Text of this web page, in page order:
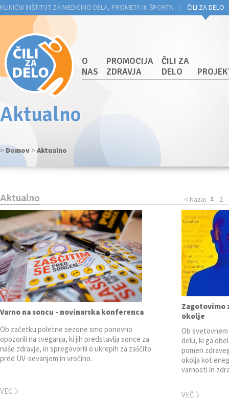
KLINIČNI INŠTITUT ZA MEDICINO DELA, PROMETA IN ŠPORTA | ČILI ZA DELO
O
NAS
PROMOCIJA
ZDRAVJA
ČILI ZA
DELO
Aktualno
> Domov > Aktualno
Aktualno < Nazaj 1 2
Varno na soncu - novinarska konferenca
Ob začetku poletne sezone smo ponovno
opozorili na tveganja, ki jih predstavlja sonce za
naše zdravje, in spregovorili o ukrepih za zaščito
pred UV-sevanjem in vročino.
VEČ
Zagotovimo
okolje
Ob
delu, ki ga
pomen
okolja kot
varnosti in
VEČ